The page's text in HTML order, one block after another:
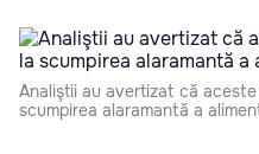
Analiştii au avertizat că
scumpirea alaramantă a